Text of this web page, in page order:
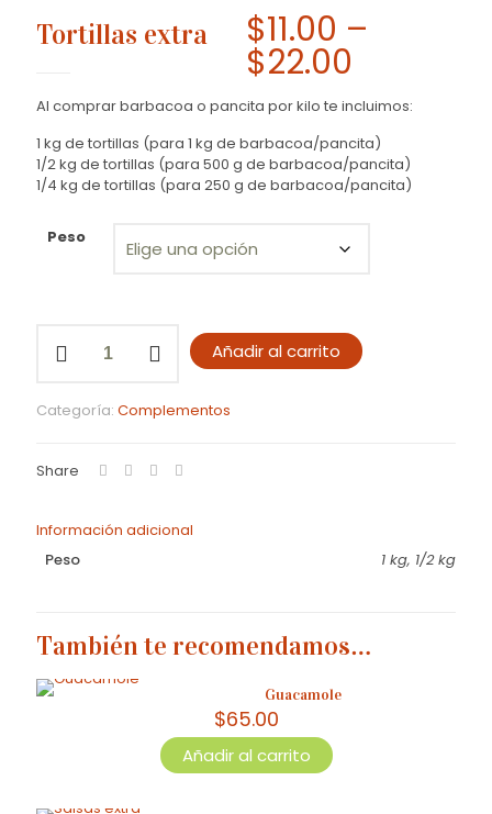
Tortillas extra $11.00 –
$22.00
range:
$11.00
through
$22.00
Al comprar barbacoa o pancita por kilo te incluimos:
1 kg de tortillas (para 1 kg de barbacoa/pancita)
1/2 kg de tortillas (para 500 g de barbacoa/pancita)
1/4 kg de tortillas (para 250 g de barbacoa/pancita)
Peso
extra
Añadir al carrito
Categoría: Complementos
Share
Información adicional
Peso
1 kg, 1/2 kg
También te recomendamos…
Guacamole
$65.00
Añadir al carrito